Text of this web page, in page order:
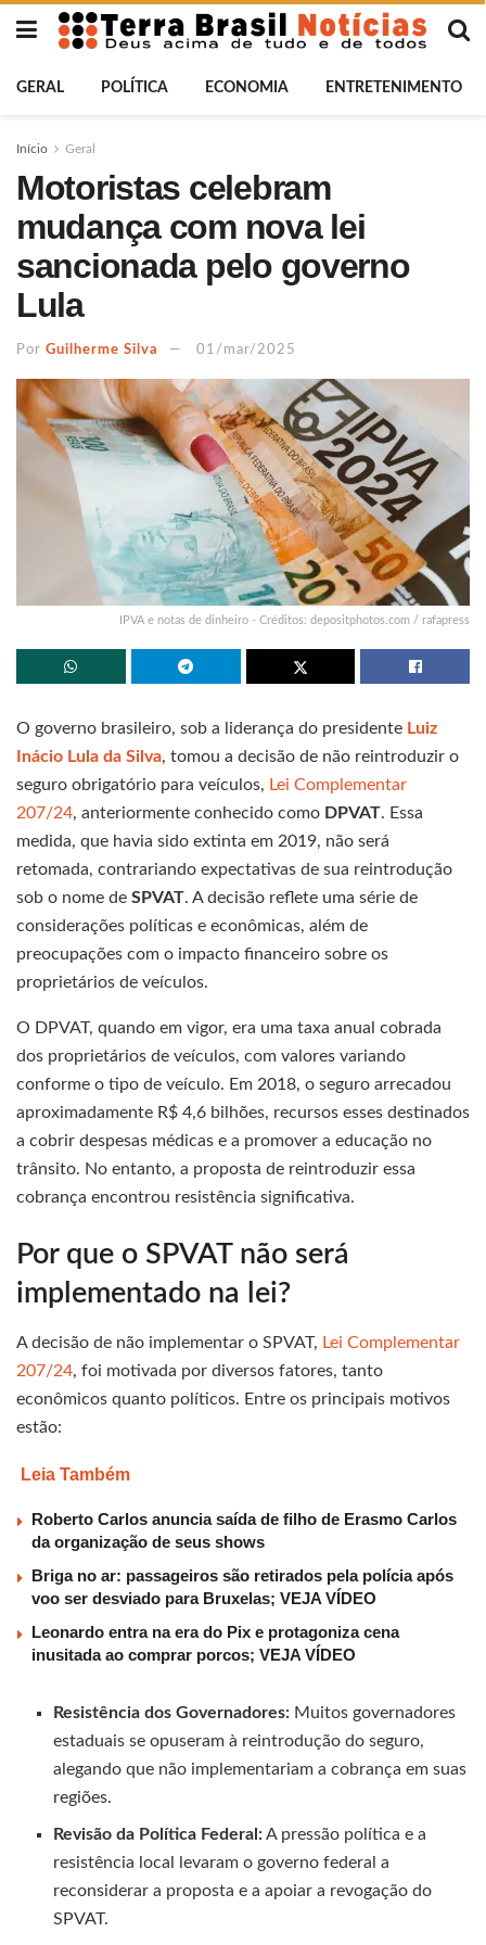
GERAL POLÍTICA ECONOMIA ENTRETENIMENTO
Início Geral
Motoristas celebram
mudança com nova lei
sancionada pelo governo
Lula
Por Guilherme Silva 01/mar/2025
IPVA e notas de dinheiro - Créditos: depositphotos.com / rafapress
O governo brasileiro, sob a liderança do presidente Luiz
Inácio Lula da Silva, tomou a decisão de não reintroduzir o
seguro obrigatório para veículos, Lei Complementar
207/24, anteriormente conhecido como DPVAT. Essa
medida, que havia sido extinta em 2019, não será
retomada, contrariando expectativas de sua reintrodução
sob o nome de SPVAT. A decisão reflete uma série de
considerações políticas e econômicas, além de
preocupações com o impacto financeiro sobre os
proprietários de veículos.
O DPVAT, quando em vigor, era uma taxa anual cobrada
dos proprietários de veículos, com valores variando
conforme o tipo de veículo. Em 2018, o seguro arrecadou
aproximadamente R$ 4,6 bilhões, recursos esses destinados
a cobrir despesas médicas e a promover a educação no
trânsito. No entanto, a proposta de reintroduzir essa
cobrança encontrou resistência significativa.
Por que o SPVAT não será
implementado na lei?
A decisão de não implementar o SPVAT, Lei Complementar
207/24, foi motivada por diversos fatores, tanto
econômicos quanto políticos. Entre os principais motivos
estão:
Leia Também
Roberto Carlos anuncia saída de filho de Erasmo Carlos
da organização de seus shows
Briga no ar: passageiros são retirados pela polícia após
voo ser desviado para Bruxelas; VEJA VÍDEO
Leonardo entra na era do Pix e protagoniza cena
inusitada ao comprar porcos; VEJA VÍDEO
Resistência dos Governadores: Muitos governadores
estaduais se opuseram à reintrodução do seguro,
alegando que não implementariam a cobrança em suas
regiões.
Revisão da Política Federal:A pressão política e a
resistência local levaram o governo federal a
reconsiderar a proposta e a apoiar a revogação do
SPVAT.